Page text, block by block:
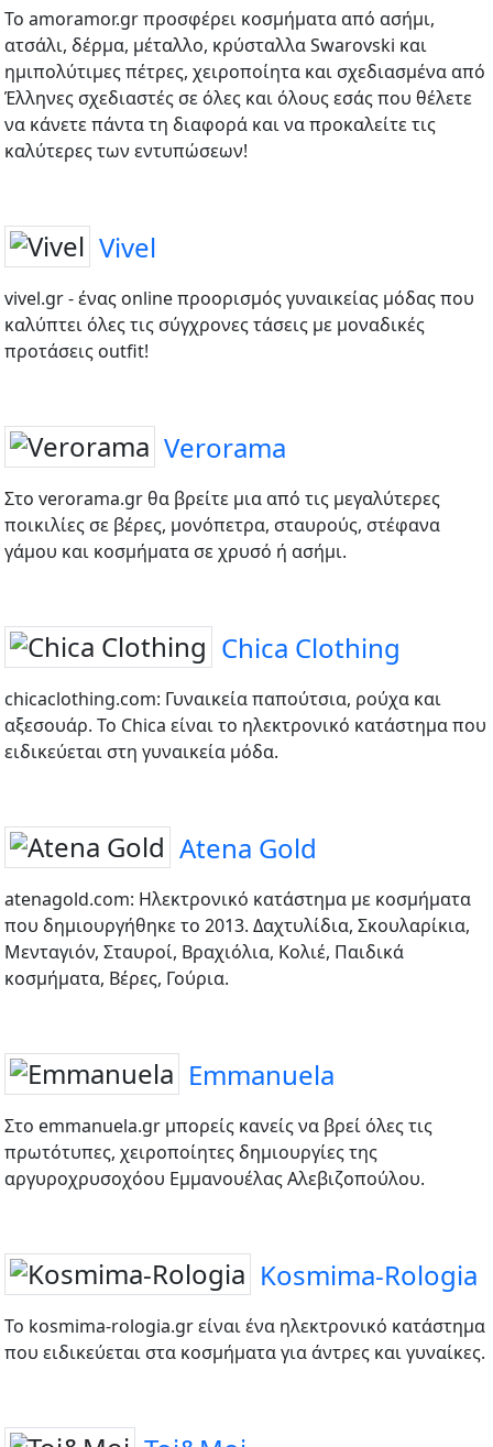
Το amoramor.gr προσφέρει κοσμήματα από ασήμι,
ατσάλι, δέρμα, μέταλλο, κρύσταλλα Swarovski και
ημιπολύτιμες πέτρες, χειροποίητα και σχεδιασμένα από
Έλληνες σχεδιαστές σε όλες και όλους εσάς που θέλετε
να κάνετε πάντα τη διαφορά και να προκαλείτε τις
καλύτερες των εντυπώσεων!
Vivel
vivel.gr - ένας online προορισμός γυναικείας μόδας που
καλύπτει όλες τις σύγχρονες τάσεις με μοναδικές
προτάσεις outfit!
Verorama
Στο verorama.gr θα βρείτε μια από τις μεγαλύτερες
ποικιλίες σε βέρες, μονόπετρα, σταυρούς, στέφανα
γάμου και κοσμήματα σε χρυσό ή ασήμι.
Chica Clothing
chicaclothing.com: Γυναικεία παπούτσια, ρούχα και
αξεσουάρ. Το Chica είναι το ηλεκτρονικό κατάστημα που
ειδικεύεται στη γυναικεία μόδα.
Atena Gold
atenagold.com: Ηλεκτρονικό κατάστημα με κοσμήματα
που δημιουργήθηκε το 2013. Δαχτυλίδια, Σκουλαρίκια,
Μενταγιόν, Σταυροί, Βραχιόλια, Κολιέ, Παιδικά
κοσμήματα, Βέρες, Γούρια.
Emmanuela
Στo emmanuela.gr μπορείς κανείς να βρεί όλες τις
πρωτότυπες, χειροποίητες δημιουργίες της
αργυροχρυσοχόου Εμμανουέλας Αλεβιζοπούλου.
Kosmima-Rologia
Το kosmima-rologia.gr είναι ένα ηλεκτρονικό κατάστημα
που ειδικεύεται στα κοσμήματα για άντρες και γυναίκες.